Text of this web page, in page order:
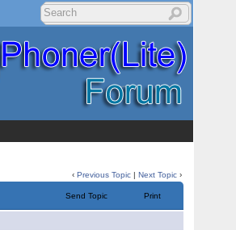
‹Previous Topic |Next Topic ›
Send Topic Print